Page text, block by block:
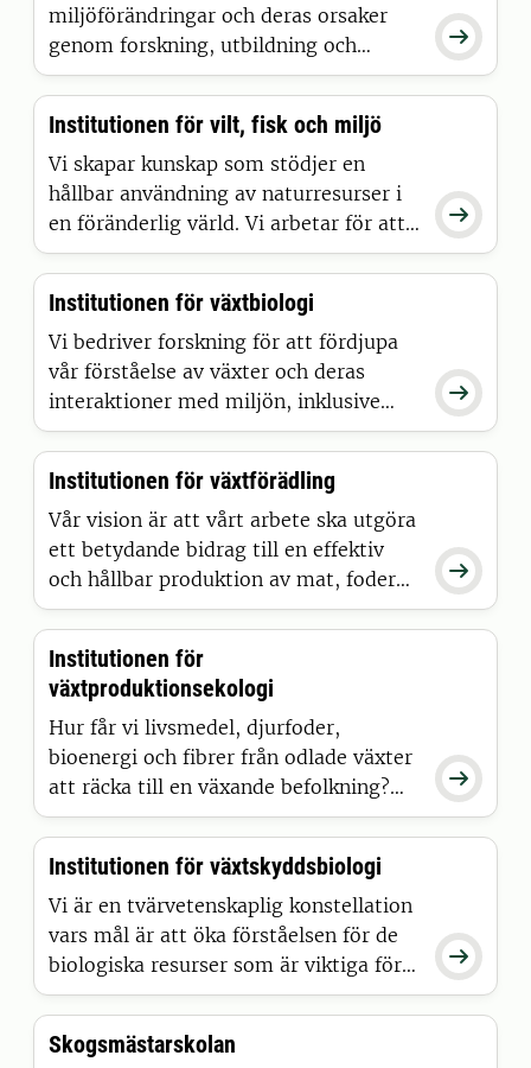
djurskydd.

miljöförändringar och deras orsaker
genom forskning, utbildning och
miljöanalys. Institutionen har ett brett
vattenfrågor, med fokus på att
övervaka, förstå och bidra till en
förbättrad kvalitet i Sveriges
vattenmiljöer.

Institutionen för vilt, fisk och miljö
Vi skapar kunskap som stödjer en
hållbar användning av naturresurser i
en föränderlig värld. Vi arbetar för att
förstå samspelet mellan växter, djur

Institutionen för växtbiologi
Vi bedriver forskning för att fördjupa
vår förståelse av växter och deras
interaktioner med miljön, inklusive
andra organismer och abiotiska
denna grundläggande kunskap till
praktiska lösningar som främjar
hållbara metoder inom jordbruk och
skogsbruk.

Institutionen för växtförädling
Vår vision är att vårt arbete ska utgöra
ett betydande bidrag till en effektiv
och hållbar produktion av mat, foder
och industriella produkter baserade på

Institutionen för
växtproduktionsekologi
Hur får vi livsmedel, djurfoder,
bioenergi och fibrer från odlade växter
att räcka till en växande befolkning?
Samtidigt som vi minskar jordbrukets
växtproduktionsekologi, VPE, bidrar till
lösningar genom forskning, samverkan
och utbildning inom hållbar
växtproduktion.

Institutionen för växtskyddsbiologi
Vi är en tvärvetenskaplig konstellation
vars mål är att öka förståelsen för de
biologiska resurser som är viktiga för
samhällets överlevnad och hur vi i
hållbart sätt
Skogsmästarskolan